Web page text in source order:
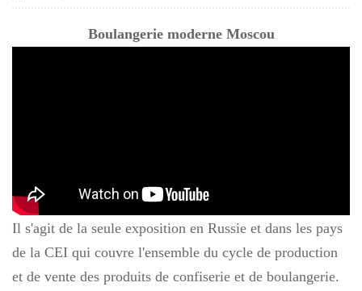
Boulangerie moderne Moscou
Il s'agit de la seule exposition en Russie et dans les pays
de la CEI qui couvre l'ensemble du cycle de production
et de vente des produits de confiserie et de boulangerie.